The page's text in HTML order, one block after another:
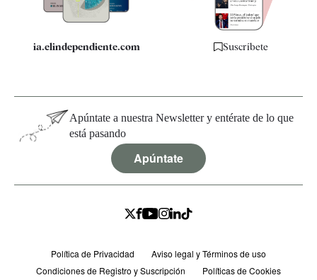
ia.elindependiente.com Suscríbete
Apúntate a nuestra Newsletter y entérate de lo que
está pasando
Apúntate
Política de Privacidad
Aviso legal y Términos de uso
Condiciones de Registro y Suscripción
Políticas de Cookies